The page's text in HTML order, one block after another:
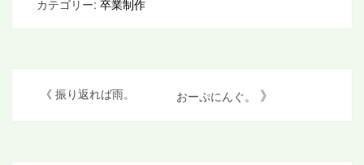
カテゴリー: 卒業制作
《 振り返れば雨。 おーぷにんぐ。 》